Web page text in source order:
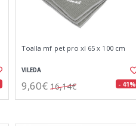
Toalla mf pet pro xl 65 x 100 cm
VILEDA
9,60€ 16,14€ - 41%